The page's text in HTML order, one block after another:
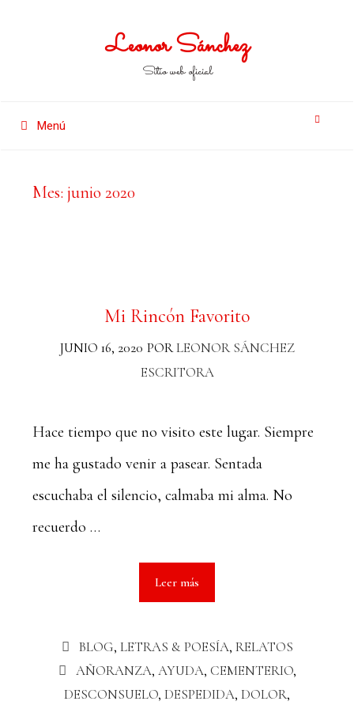
Leonor Sánchez
Sitio web oficial
Menú
Mes: junio 2020
Mi Rincón Favorito
JUNIO 16, 2020 PORLEONOR SÁNCHEZ
ESCRITORA
Hace tiempo que no visito este lugar. Siempre
me ha gustado venir a pasear. Sentada
escuchaba el silencio, calmaba mi alma. No
recuerdo …
Leer más
BLOG,LETRAS & POESÍA,RELATOS
AÑORANZA,AYUDA,CEMENTERIO,
DESCONSUELO, DESPEDIDA, DOLOR,